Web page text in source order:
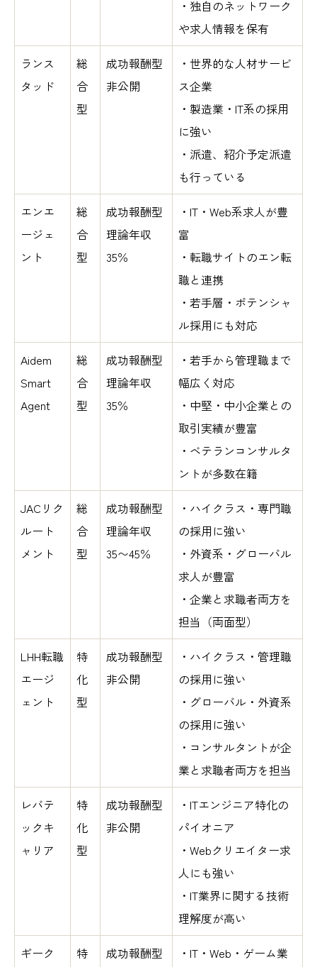
・独自のネットワーク
や求人情報を保有
ランス
タッド
総
合
型
成功報酬型
非公開
・世界的な人材サービ
ス企業
・製造業・IT系の採用
に強い
・派遣、紹介予定派遣
も行っている
エンエ
ージェ
ント
総
合
型
成功報酬型
理論年収
35％
・IT・Web系求人が豊
富
・転職サイトのエン転
職と連携
・若手層・ポテンシャ
ル採用にも対応
Aidem
Smart
Agent
総
合
型
成功報酬型
理論年収
35％
・若手から管理職まで
幅広く対応
・中堅・中小企業との
取引実績が豊富
・ベテランコンサルタ
ントが多数在籍
JACリク
ルート
メント
総
合
型
成功報酬型
理論年収
35〜45％
・ハイクラス・専門職
の採用に強い
・外資系・グローバル
求人が豊富
・企業と求職者両方を
担当（両面型）
LHH転職
エージ
ェント
特
化
型
成功報酬型
非公開
・ハイクラス・管理職
の採用に強い
・グローバル・外資系
の採用に強い
・コンサルタントが企
業と求職者両方を担当
レバテ
ックキ
ャリア
特
化
型
成功報酬型
非公開
・ITエンジニア特化の
パイオニア
・Webクリエイター求
人にも強い
・IT業界に関する技術
理解度が高い
ギーク
特
成功報酬型
・IT・Web・ゲーム業